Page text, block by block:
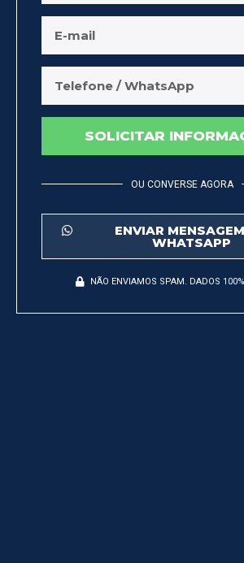
SOLICITAR
OU CONVERSE AGORA
ENVIAR
WHATSAPP
NÃO ENVIAMOS SPAM. DADOS